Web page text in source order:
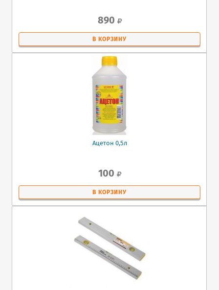
890
В КОРЗИНУ
Ацетон 0,5л
100
В КОРЗИНУ